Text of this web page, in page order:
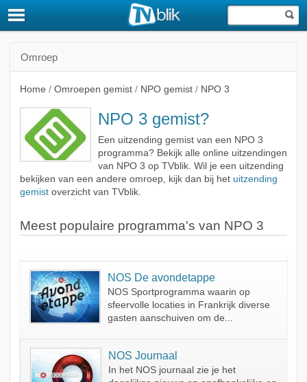
Omroep
Home / Omroepen gemist / NPO gemist / NPO 3
NPO 3 gemist?
Een uitzending gemist van een NPO 3
programma? Bekijk alle online uitzendingen
van NPO 3 op TVblik. Wil je een uitzending
bekijken van een andere omroep, kijk dan bij het uitzending
gemistoverzicht van TVblik.
Meest populaire programma's van NPO 3
NOS De avondetappe
NOS Sportprogramma waarin op
sfeervolle locaties in Frankrijk diverse
gasten aanschuiven om de...
NOS Journaal
In het NOS journaal zie je het